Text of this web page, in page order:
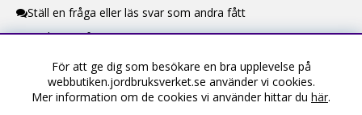
Ställ en fråga eller läs svar som andra fått
Kontaktuppgifter
Information
För att ge dig som besökare en bra upplevelse på
webbutiken.jordbruksverket.se använder vi cookies.
Mer information om de cookies vi använder hittar du här.